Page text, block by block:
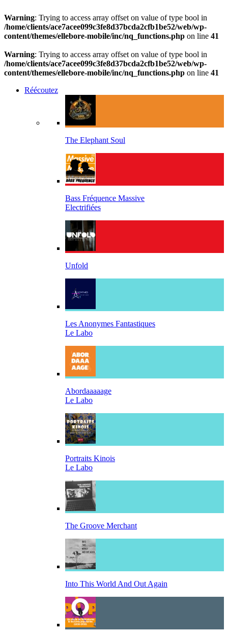
Warning: Trying to access array offset on value of type bool in
/home/clients/ace7acee099c3fe8d37bcda2cfb1be52/web/wp-
content/themes/ellebore-mobile/inc/nq_functions.php on line 41
Warning: Trying to access array offset on value of type bool in
/home/clients/ace7acee099c3fe8d37bcda2cfb1be52/web/wp-
content/themes/ellebore-mobile/inc/nq_functions.php on line 41
Réécoutez
The Elephant Soul
Bass Fréquence Massive
Electrifiées
Unfold
Les Anonymes Fantastiques
Le Labo
Abordaaaaage
Le Labo
Portraits Kinois
Le Labo
The Groove Merchant
Into This World And Out Again